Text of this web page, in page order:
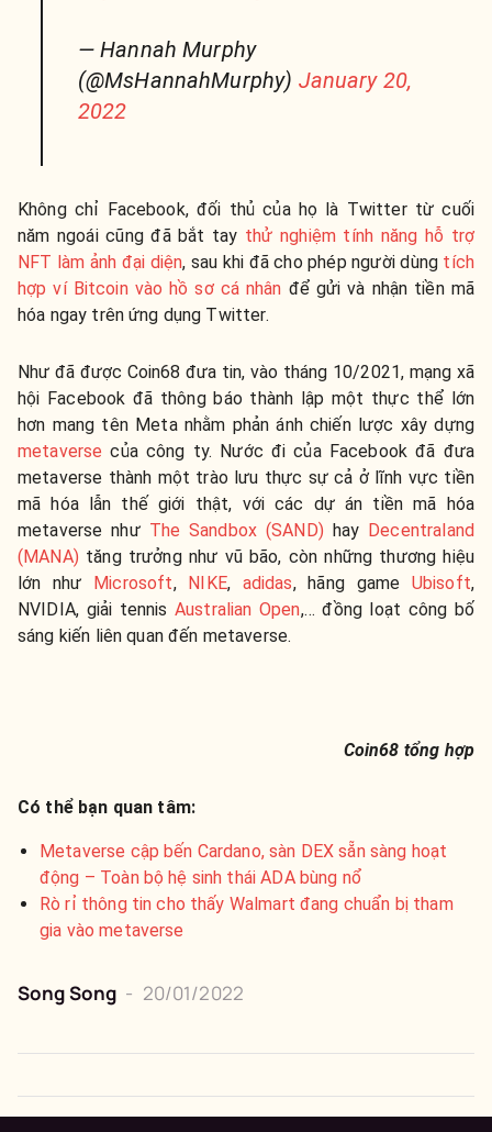
— Hannah Murphy
(@MsHannahMurphy) January 20,
2022
Không chỉ Facebook, đối thủ của họ là Twitter từ cuối
năm ngoái cũng đã bắt tay thử nghiệm tính năng hỗ trợ
NFT làm ảnh đại diện, sau khi đã cho phép người dùng tích
hợp ví Bitcoin vào hồ sơ cá nhân để gửi và nhận tiền mã
hóa ngay trên ứng dụng Twitter.
Như đã được Coin68 đưa tin, vào tháng 10/2021, mạng xã
hội Facebook đã thông báo thành lập một thực thể lớn
hơn mang tên Meta nhằm phản ánh chiến lược xây dựng
metaverse của công ty. Nước đi của Facebook đã đưa
metaverse thành một trào lưu thực sự cả ở lĩnh vực tiền
mã hóa lẫn thế giới thật, với các dự án tiền mã hóa
metaverse như The Sandbox (SAND) hay Decentraland
(MANA) tăng trưởng như vũ bão, còn những thương hiệu
lớn như
Microsoft, NIKE, adidas, hãng game Ubisoft,
NVIDIA, giải tennisAustralian Open,… đồng loạt công bố
sáng kiến liên quan đến metaverse.
Coin68 tổng hợp
Có thể bạn quan tâm:
Metaverse cập bến Cardano, sàn DEX sẵn sàng hoạt
động – Toàn bộ hệ sinh thái ADA bùng nổ
Rò rỉ thông tin cho thấy Walmart đang chuẩn bị tham
gia vào metaverse
Song Song - 20/01/2022